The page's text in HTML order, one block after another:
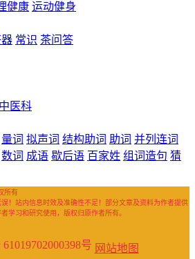
健康 运动健身
常识 茶问答
中医科
量词 拟声词 结构助词 助词 并列连词
数词 成语 歇后语 百家姓 组词造句 猜
所有
！站内信息时效及准确性不足！部分文章及资料为作者提供
学习和研究使用，版权归原作者所有。
号 网站地图